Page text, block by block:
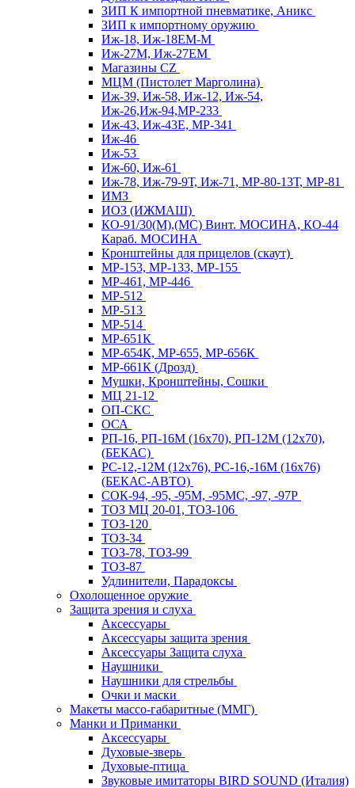
ЗИП К импортной пневматике, Аникс
ЗИП к импортному оружию
Иж-18, Иж-18ЕМ-М
Иж-27М, Иж-27ЕМ
Магазины CZ
МЦМ (Пистолет Марголина)
Иж-39, Иж-58, Иж-12, Иж-54,
Иж-26,Иж-94,МР-233
Иж-43, Иж-43Е, МР-341
Иж-46
Иж-53
Иж-60, Иж-61
Иж-78, Иж-79-9Т, Иж-71, МР-80-13Т, МР-81
ИМЗ
ИОЗ (ИЖМАШ)
КО-91/30(М),(МС) Винт. МОСИНА, КО-44
Караб. МОСИНА
Кронштейны для прицелов (скаут)
МР-153, МР-133, МР-155
МР-461, МР-446
МР-512
МР-513
МР-514
МР-651К
МР-654К, МР-655, МР-656К
МР-661К (Дрозд)
Мушки, Кронштейны, Сошки
МЦ 21-12
ОП-СКС
ОСА
РП-16, РП-16М (16х70), РП-12М (12х70),
(БЕКАС)
РС-12,-12М (12х76), РС-16,-16М (16х76)
(БЕКАС-АВТО)
СОК-94, -95, -95М, -95МС, -97, -97Р
ТОЗ МЦ 20-01, ТОЗ-106
ТОЗ-120
ТОЗ-34
ТОЗ-78, ТОЗ-99
ТОЗ-87
Удлинители, Парадоксы
Охолощенное оружие
Защита зрения и слуха
Аксессуары
Аксессуары защита зрения
Аксессуары Защита слуха
Наушники
Наушники для стрельбы
Очки и маски
Макеты массо-габаритные (ММГ)
Манки и Приманки
Аксессуары
Духовые-зверь
Духовые-птица
Звуковые имитаторы BIRD SOUND (Италия)